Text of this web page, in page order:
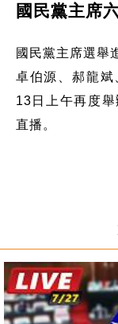
國民黨主席
國民黨主席選舉
卓伯源、郝龍斌
13日上午再度
直播。